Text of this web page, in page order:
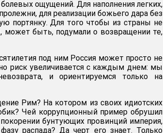
ощущений. Для наполнения легких,
для реализации божьего дара без
портянку. Для того чтобы из страны не
может быть, подумали о возвращении те,
под ним Россия может просто не
риск увеличивается с каждым днем: мы
и ориентируемся только на
Рим? На котором из своих идиотских
Чей коррупционный пример обрушил
бунтующих провинций империя,
распада? Да черт его знает. Только